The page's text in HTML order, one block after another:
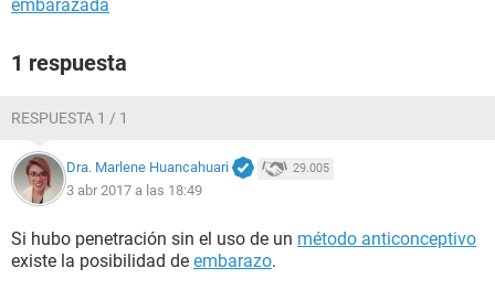
embarazada
1 respuesta
RESPUESTA 1 / 1
Dra. Marlene Huancahuari 29.005
3 abr 2017 a las 18:49
Si hubo penetración sin el uso de un método anticonceptivo
existe la posibilidad de embarazo.